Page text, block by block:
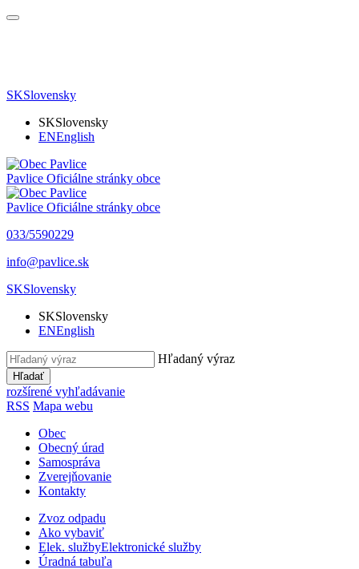
SKSlovensky
SKSlovensky
ENEnglish
Pavlice Oficiálne stránky obce
Pavlice Oficiálne stránky obce
033/5590229
info@pavlice.sk
SKSlovensky
SKSlovensky
ENEnglish
Hľadaný výraz
Hľadať
rozšírené vyhľadávanie
RSS Mapa webu
Obec
Obecný úrad
Samospráva
Zverejňovanie
Kontakty
Zvoz odpadu
Ako vybaviť
Elek. službyElektronické služby
Úradná tabuľa